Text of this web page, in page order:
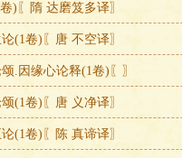
)〖隋 达磨笈多译〗
(1卷)〖唐 不空译〗
.因缘心论释(1卷)〖〗
(1卷)〖唐 义净译〗
(1卷)〖陈 真谛译〗